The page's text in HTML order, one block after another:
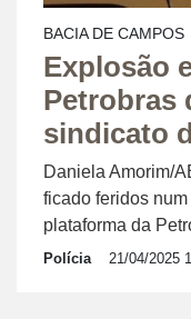
BACIA DE CAMPOS
Explosão
Petrobras
sindicato
Daniela Amorim/
ficado feridos
plataforma da
Polícia 21/04/2025